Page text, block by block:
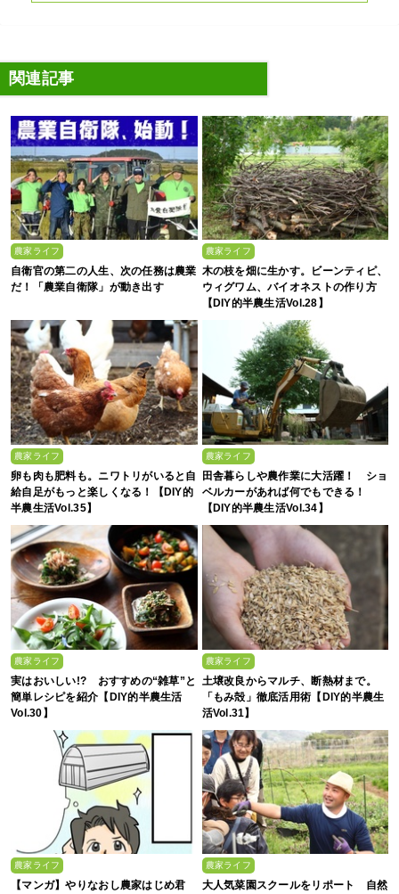
関連記事
農家ライフ
自衛官の第二の人生、次の任務は農業
だ！「農業自衛隊」が動き出す
農家ライフ
木の枝を畑に生かす。ビーンティピ、
ウィグワム、バイオネストの作り方
【DIY的半農生活Vol.28】
農家ライフ
卵も肉も肥料も。ニワトリがいると自
給自足がもっと楽しくなる！【DIY的
半農生活Vol.35】
農家ライフ
田舎暮らしや農作業に大活躍！ ショ
ベルカーがあれば何でもできる！
【DIY的半農生活Vol.34】
農家ライフ
実はおいしい!? おすすめの“雑草”と
簡単レシピを紹介【DIY的半農生活
Vol.30】
農家ライフ
土壌改良からマルチ、断熱材まで。
「もみ殻」徹底活用術【DIY的半農生
活Vol.31】
農家ライフ
【マンガ】やりなおし農家はじめ君
農家ライフ
大人気菜園スクールをリポート 自然